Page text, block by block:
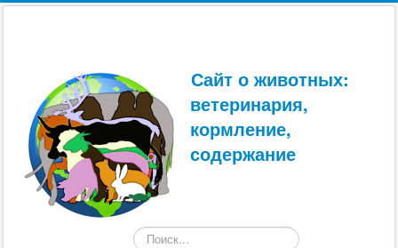
Сайт о животных:
ветеринария,
кормление,
содержание
Искать...